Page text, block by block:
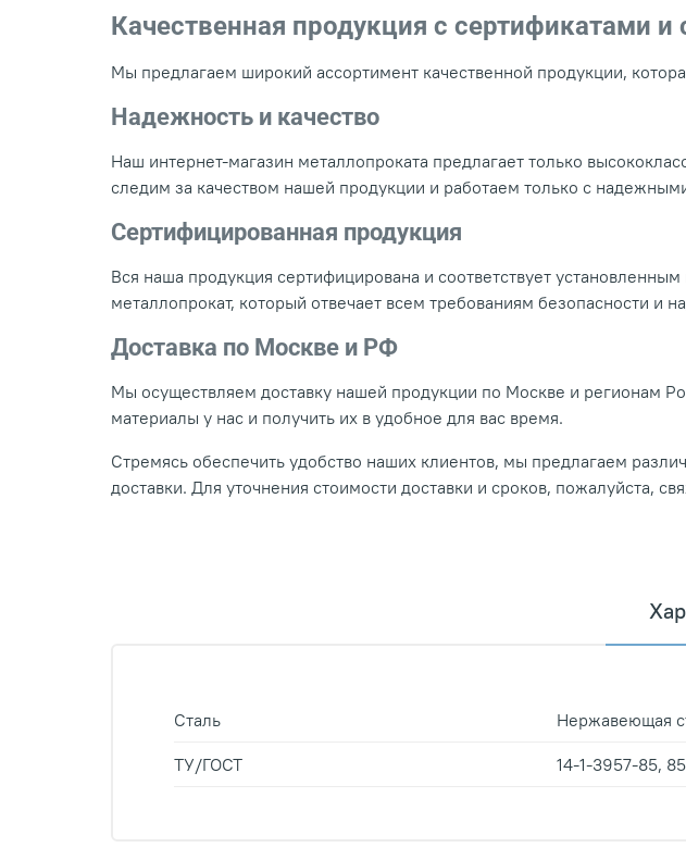
Качественная продукция с сертификатами
Мы предлагаем широкий ассортимент качественной продукции,
Надежность и качество
Наш интернет-магазин металлопроката предлагает только
следим за качеством нашей продукции и работаем только с
Сертифицированная продукция
Вся наша продукция сертифицирована и соответствует
металлопрокат, который отвечает всем требованиям безопасности и
Доставка по Москве и РФ
Мы осуществляем доставку нашей продукции по Москве и регионам
материалы у нас и получить их в удобное для вас время.
Стремясь обеспечить удобство наших клиентов, мы предлагаем
доставки. Для уточнения стоимости доставки и сроков, пожалуйста,
Сталь Нержавеющая
ТУ/ГОСТ 14-1-3957-85,